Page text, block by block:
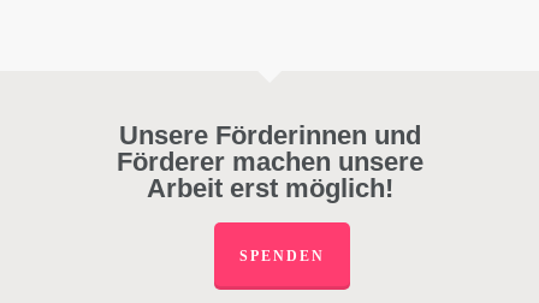
Unsere Förderinnen und
Förderer machen unsere
Arbeit erst möglich!
SPENDEN